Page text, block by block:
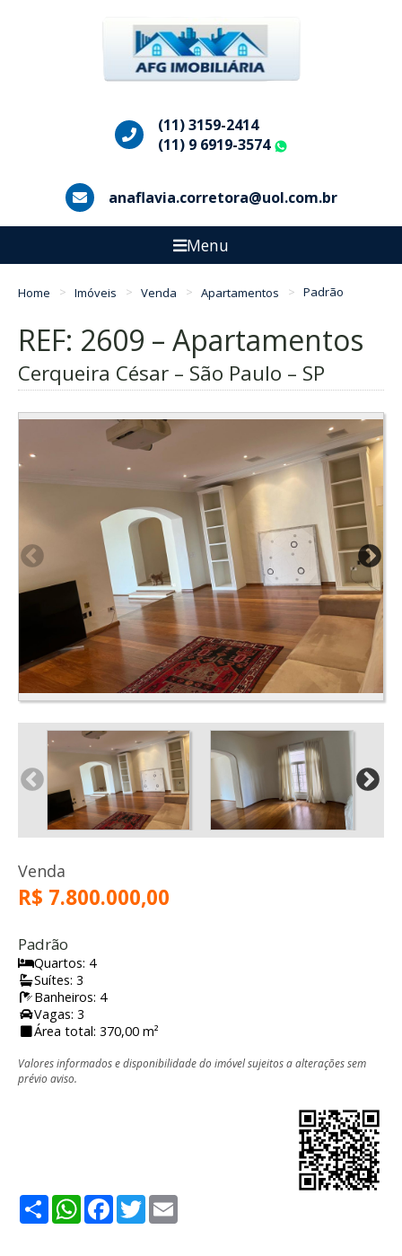
(11) 3159-2414
(11) 9 6919-3574
anaflavia.corretora@uol.com.br
Menu
Home Imóveis Venda Apartamentos Padrão
REF: 2609 – Apartamentos
Cerqueira César – São Paulo – SP
Venda
R$ 7.800.000,00
Padrão
Quartos: 4
Suítes: 3
Banheiros: 4
Vagas: 3
Área total: 370,00 m²
Valores informados e disponibilidade do imóvel sujeitos a alterações sem
prévio aviso.
ShareWhatsApp
Facebook
Twitter